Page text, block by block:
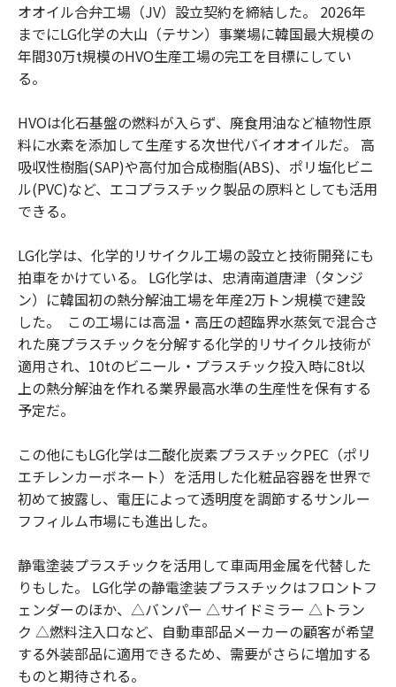
オオイル合弁工場（JV）設立契約を締結した。 2026年
までにLG化学の大山（テサン）事業場に韓国最大規模の
年間30万t規模のHVO生産工場の完工を目標にしてい
る。
HVOは化石基盤の燃料が入らず、廃食用油など植物性原
料に水素を添加して生産する次世代バイオオイルだ。 高
吸収性樹脂(SAP)や高付加合成樹脂(ABS)、ポリ塩化ビニ
ル(PVC)など、エコプラスチック製品の原料としても活用
できる。
LG化学は、化学的リサイクル工場の設立と技術開発にも
拍車をかけている。 LG化学は、忠清南道唐津（タンジ
ン）に韓国初の熱分解油工場を年産2万トン規模で建設
した。 この工場には高温・高圧の超臨界水蒸気で混合さ
れた廃プラスチックを分解する化学的リサイクル技術が
適用され、10tのビニール・プラスチック投入時に8t以
上の熱分解油を作れる業界最高水準の生産性を保有する
予定だ。
この他にもLG化学は二酸化炭素プラスチックPEC（ポリ
エチレンカーボネート）を活用した化粧品容器を世界で
初めて披露し、電圧によって透明度を調節するサンルー
フフィルム市場にも進出した。
静電塗装プラスチックを活用して車両用金属を代替した
りもした。 LG化学の静電塗装プラスチックはフロントフ
ェンダーのほか、△バンパー △サイドミラー △トラン
ク △燃料注入口など、自動車部品メーカーの顧客が希望
する外装部品に適用できるため、需要がさらに増加する
ものと期待される。